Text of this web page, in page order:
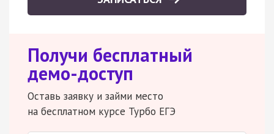
Получи бесплатный
демо-доступ
Оставь заявку и займи место
на бесплатном курсе Турбо ЕГЭ